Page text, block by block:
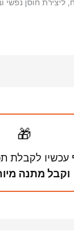
ליצירת חוסן נפשי
🎁
לקבלת
וקבל מתנה